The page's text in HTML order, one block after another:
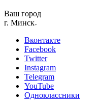
Ваш город
г. Минск
Вконтакте
Facebook
Twitter
Instagram
Telegram
YouTube
Одноклассники